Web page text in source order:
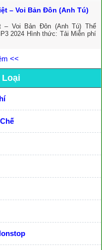
– Voi Bản Đôn (Anh Tú)
– Voi Bản Đôn (Anh Tú) Thể
2024 Hình thức: Tải Miễn phí
<<
Loại